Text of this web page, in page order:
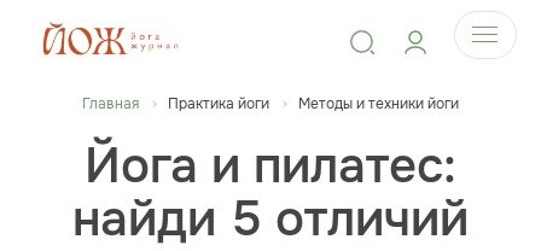
Главная Практика йоги Методы и техники йоги
Йога и пилатес:
найди 5 отличий